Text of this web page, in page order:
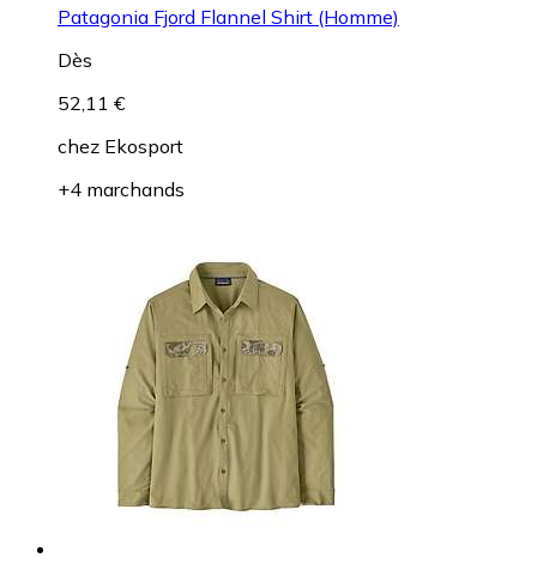
Patagonia Fjord Flannel Shirt (Homme)
Dès
52,11 €
chez Ekosport
+4 marchands